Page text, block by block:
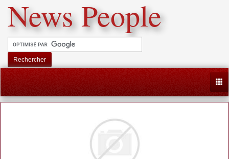
News People
Rechercher